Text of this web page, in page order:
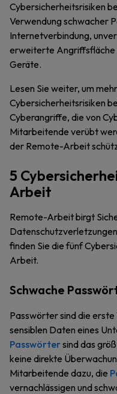
Cybersicherheitsrisiken
Verwendung schwacher
Internetverbindung,
erweiterte Angriffsfläche
Geräte.
Lesen Sie weiter, um
Cybersicherheitsrisiken
Cyberangriffe, die von
Mitarbeitende verübt
der Remote-Arbeit
5
Arbeit
Remote-Arbeit birgt
finden Sie die fünf
Arbeit.
Schwache
Passwörter sind die
sensiblen Daten eines
Passwörtersind das
keine direkte
Mitarbeitende dazu, die
vernachlässigen und